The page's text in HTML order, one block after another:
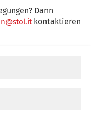
Dann
kontaktieren